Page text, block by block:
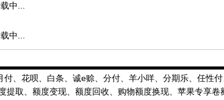
中...
中...
、花呗、白条、诚e赊、分付、羊小咩、分期乐、任性
提取、额度变现、额度回收、购物额度换现、苹果专享卷